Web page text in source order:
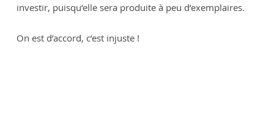
investir, puisqu’elle sera produite à peu d’exemplaires.
On est d’accord, c’est injuste !